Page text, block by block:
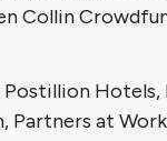
Collin
Partners at